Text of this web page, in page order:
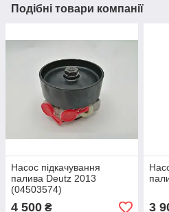
Подібні товари компанії
Насос підкачування
палива Deutz 2013
(04503574)
4 500 ₴ 3